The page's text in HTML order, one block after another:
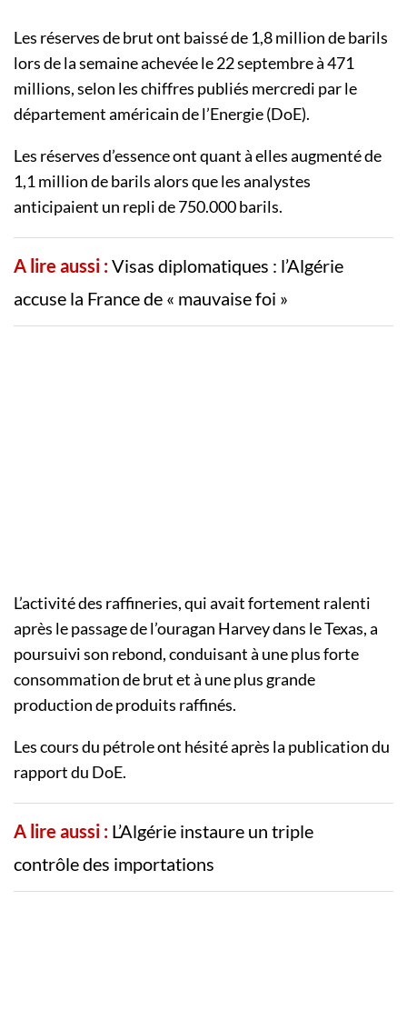
Les réserves de brut ont baissé de 1,8 million de barils
lors de la semaine achevée le 22 septembre à 471
millions, selon les chiffres publiés mercredi par le
département américain de l’Energie (DoE).
Les réserves d’essence ont quant à elles augmenté de
1,1 million de barils alors que les analystes
anticipaient un repli de 750.000 barils.
A lire aussi :Visas diplomatiques : l’Algérie
accuse la France de « mauvaise foi »
L’activité des raffineries, qui avait fortement ralenti
après le passage de l’ouragan Harvey dans le Texas, a
poursuivi son rebond, conduisant à une plus forte
consommation de brut et à une plus grande
production de produits raffinés.
Les cours du pétrole ont hésité après la publication du
rapport du DoE.
A lire aussi : L’Algérie instaure un triple
contrôle des importations